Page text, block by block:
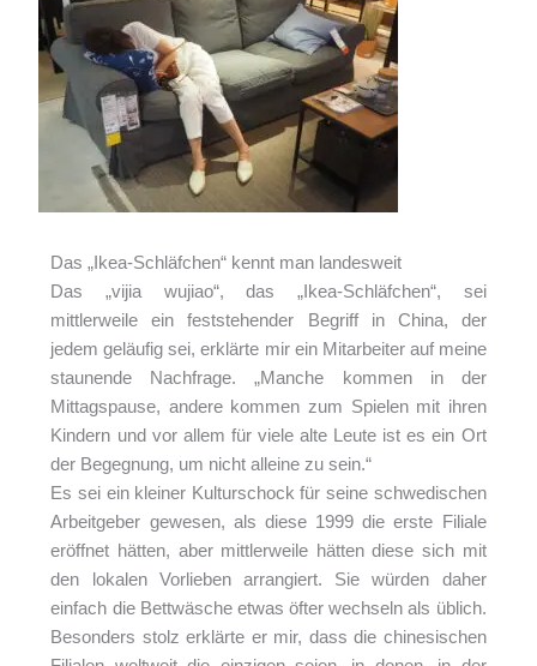
Das „Ikea-Schläfchen“ kennt man landesweit
Das „vijia wujiao“, das „Ikea-Schläfchen“, sei
mittlerweile ein feststehender Begriff in China, der
jedem geläufig sei, erklärte mir ein Mitarbeiter auf meine
staunende Nachfrage. „Manche kommen in der
Mittagspause, andere kommen zum Spielen mit ihren
Kindern und vor allem für viele alte Leute ist es ein Ort
der Begegnung, um nicht alleine zu sein.“
Es sei ein kleiner Kulturschock für seine schwedischen
Arbeitgeber gewesen, als diese 1999 die erste Filiale
eröffnet hätten, aber mittlerweile hätten diese sich mit
den lokalen Vorlieben arrangiert. Sie würden daher
einfach die Bettwäsche etwas öfter wechseln als üblich.
Besonders stolz erklärte er mir, dass die chinesischen